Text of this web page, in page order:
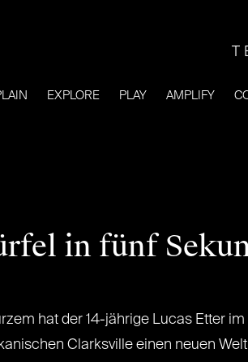
EXPLORE PLAY AMPLIFY
in fünf
hat der 14-jährige Lucas Etter im
Clarksville einen neuen